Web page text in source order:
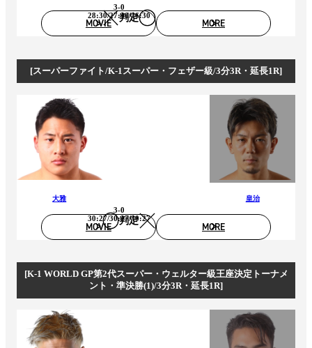
判定
3-0
28:30/27:30/26:30
MOVIE MORE
[スーパーファイト/K-1スーパー・フェザー級/3分3R・延長1R]
大雅
判定
3-0
30:27/30:27/30:27
皇治
MOVIE MORE
[K-1 WORLD GP第2代スーパー・ウェルター級王座決定トーナメ
ント・準決勝(1)/3分3R・延長1R]